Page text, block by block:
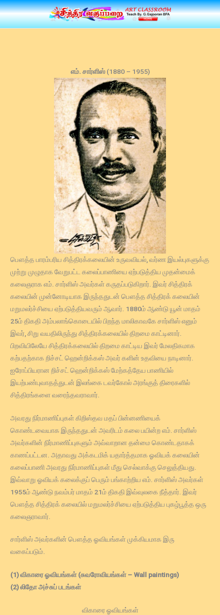
Skip
to
content
எம். சார்ளிஸ்(1880 – 1955)
பௌத்த பாரம்பரிய சித்திரக்கலையின் உருவவியல், வர்ண இயல்புகளுக்கு
முற்று முழுதாக வேறுபட்ட கலைப்பாணியை ஏற்படுத்திய முதன்மைக்
கலைஞராக எம். சார்ளிஸ் அவர்கள் கருதப்படுகிறார். இவர் சித்திரக்
கலையின் முன்னோடியாக இருந்ததுடன் பௌத்த சித்திரக் கலையின்
மறுமலர்ச்சியை ஏற்படுத்தியவரும் ஆவார். 1880ம் ஆண்டு யூன் மாதம்
25ம் திகதி அம்பலாங்கொடையில் பிறந்த மாலிகாவகே சார்ளிஸ் எனும்
இவர், சிறு வயதிலிருந்து சித்திரக்கலையில் திறமை காட்டினார்.
பிறவியிலேயே சித்திரக்கலையில் திறமை காட்டிய இவர் மேலதிகமாக
கற்பதற்காக றிச்சட் ஹென்றிக்கஸ் அவர் களின் உதவியை நாடினார்.
ஐரோப்பியரான றிச்சட் ஹென்றிக்கஸ் மேற்கத்தேய பாணியில்
இயற்பண்புவாதத்துடன் இலங்கை டவர்கோல் அரங்குத் திரைகளில்
சித்திரங்களை வரைந்தவராவார்.
அவரது நிர்மாணிப்புகள் கிறிஸ்தவ மதப் பின்னணியைக்
கொண்டவையாக இருந்ததுடன் அவரிடம் கலை பயின்ற எம். சார்ளிஸ்
அவர்களின் நிர்மாணிப்புகளும் அவ்வாறான தன்மை கொண்டதாகக்
காணப்பட்டன. அதாவது அக்கடமிக் யதார்த்தமாக ஓவியக் கலையின்
கலைப்பாணி அவரது நிர்மாணிப்புகள் மீது செல்வாக்கு செலுத்தியது.
இவ்வாறு ஓவியக் கலைக்குப் பெரும் பங்காற்றிய எம். சார்ளிஸ் அவர்கள்
1955ம் ஆண்டு நவம்பர் மாதம் 21ம் திகதி இவ்வுலகை நீத்தார். இவர்
பௌத்த சித்திரக் கலையில் மறுமலர்ச்சியை ஏற்படுத்திய புகழ்பூத்த ஒரு
கலைஞராவார்.
சார்ளிஸ் அவர்களின் பௌத்த ஓவியங்கள் முக்கியமாக இரு
வகைப்படும்.
(1) விகாரை ஓவியங்கள் (சுவரோவியங்கள் – Wall paintings)
(2) லிதோ அச்சுப் படங்கள்
விகாரை ஓவியங்கள்